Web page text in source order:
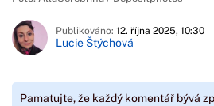
Publikováno: 12. října 2025, 10:30
Lucie Štýchová
Pamatujte, že každý komentář bývá